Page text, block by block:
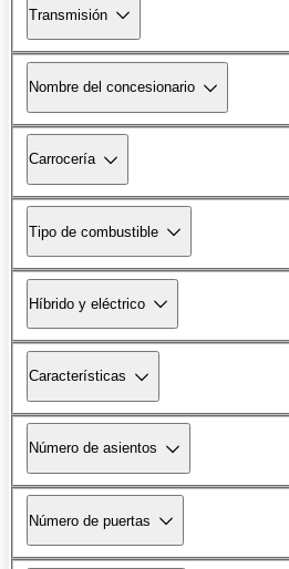
Transmisión
Nombre del concesionario
Carrocería
Tipo de combustible
Híbrido y eléctrico
Características
Número de asientos
Número de puertas